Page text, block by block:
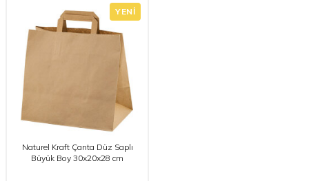
YENI
Naturel Kraft Çanta Düz Saplı
Büyük Boy 30x20x28 cm